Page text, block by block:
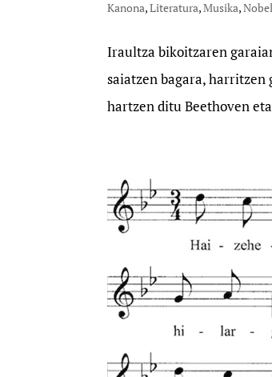
Kanona,Literatura,Musika,
Iraultza bikoitzaren
saiatzen bagara, harritzen
hartzen ditu Beethoven